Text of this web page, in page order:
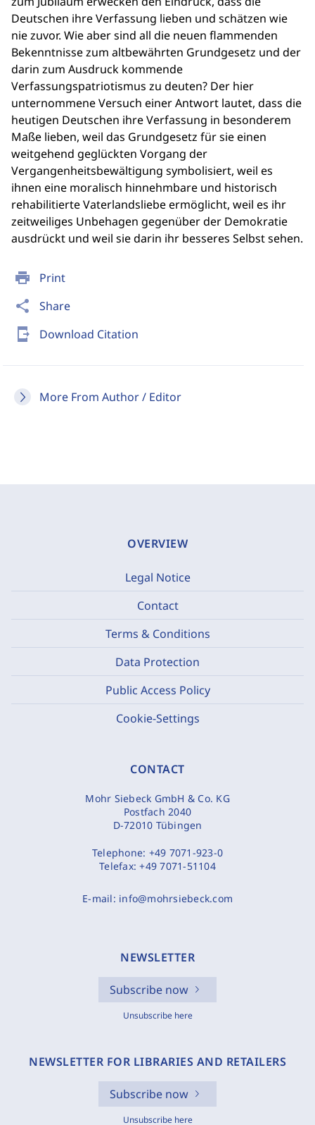
print Print
share Share
send_to_mobile Download Citation
More From Author / Editor
Deutschen ihre Verfassung lieben und schätzen wie
nie zuvor. Wie aber sind all die neuen flammenden
Bekenntnisse zum altbewährten Grundgesetz und der
darin zum Ausdruck kommende
Verfassungspatriotismus zu deuten? Der hier
unternommene Versuch einer Antwort lautet, dass die
heutigen Deutschen ihre Verfassung in besonderem
Maße lieben, weil das Grundgesetz für sie einen
weitgehend geglückten Vorgang der
Vergangenheitsbewältigung symbolisiert, weil es
ihnen eine moralisch hinnehmbare und historisch
rehabilitierte Vaterlandsliebe ermöglicht, weil es ihr
zeitweiliges Unbehagen gegenüber der Demokratie
ausdrückt und weil sie darin ihr besseres Selbst sehen.
OVERVIEW
Legal Notice
Contact
Terms & Conditions
Data Protection
Public Access Policy
Cookie-Settings
CONTACT
Mohr Siebeck GmbH & Co. KG
Postfach 2040
D-72010 Tübingen
Telephone: +49 7071-923-0
Telefax:+49 7071-51104
E-mail: info@mohrsiebeck.com
NEWSLETTER
Subscribe now
Unsubscribe here
NEWSLETTER FOR LIBRARIES AND RETAILERS
Subscribe now
Unsubscribe here